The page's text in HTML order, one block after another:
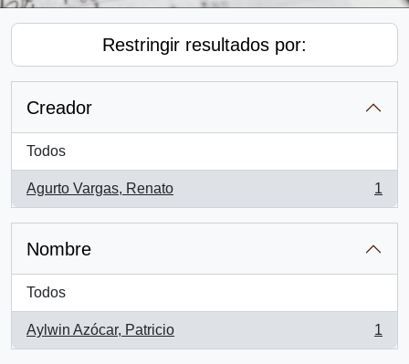
Restringir resultados por:
Creador
Todos
Agurto Vargas, Renato
, 1 resultados
1
Nombre
Todos
Aylwin Azócar, Patricio
, 1 resultados
1